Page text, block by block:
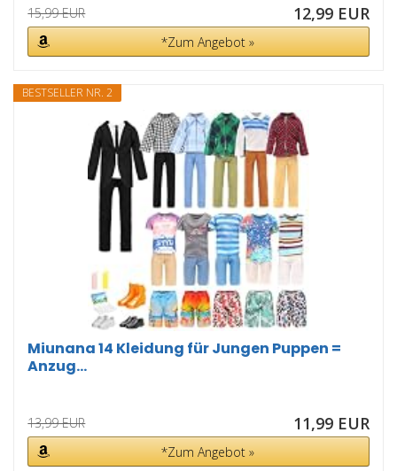
15,99 EUR 12,99 EUR
*Zum Angebot »
BESTSELLER NR. 2
Miunana 14 Kleidung für Jungen Puppen =
Anzug...
13,99 EUR 11,99 EUR
*Zum Angebot »